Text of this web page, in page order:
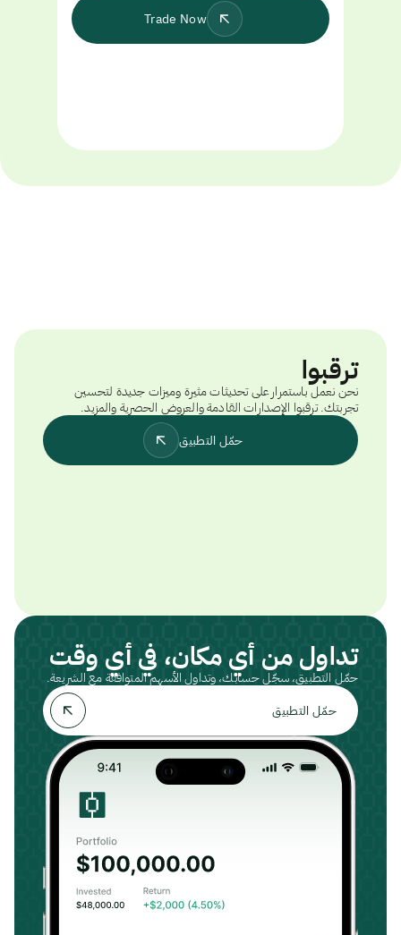
Trade Now
ترقبوا
نحن نعمل باستمرار على تحديثات مثيرة وميزات جديدة لتحسين
تجربتك. ترقبوا الإصدارات القادمة والعروض الحصرية والمزيد.
حمّل التطبيق
تداول من أي مكان، في أي وقت
حمّل التطبيق، سجّل حسابك، وتداول الأسهم المتوافقة مع الشريعة.
حمّل التطبيق